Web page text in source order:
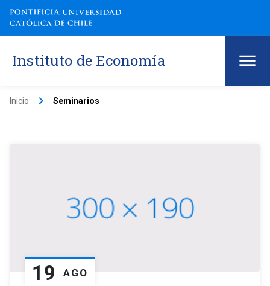
Instituto de Economía
Inicio keyboard_arrow_right Seminarios
19 AGO